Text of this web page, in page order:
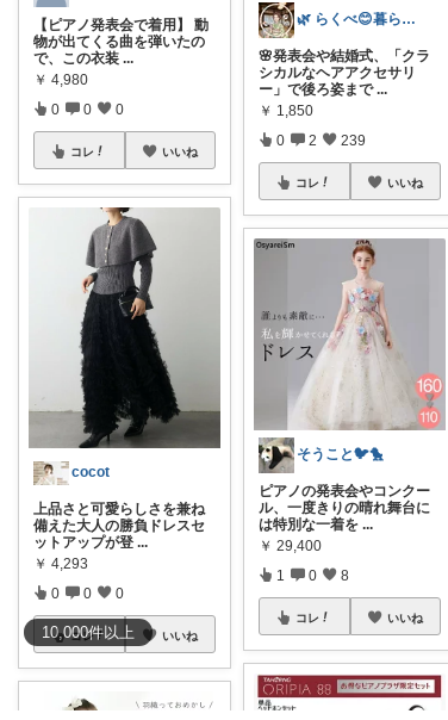
10,000件以上
【ピアノ発表会で着用】 動
物が出てくる曲を弾いたの
で、この衣装 ...
￥ 4,980
0 0 0
コレ いいね
cocot
上品さと可愛らしさを兼ね
備えた大人の勝負ドレスセ
ットアップが登 ...
￥ 4,293
0 0 0
コレ いいね
🌿 らくべ😊暮らしの知恵といいもの
🌸発表会や結婚式、「クラ
シカルなヘアアクセサリ
ー」で後ろ姿まで ...
￥ 1,850
0 2 239
コレ いいね
そうこと🐦🐤
ピアノの発表会やコンクー
ル、一度きりの晴れ舞台に
は特別な一着を ...
￥ 29,400
1 0 8
コレ いいね